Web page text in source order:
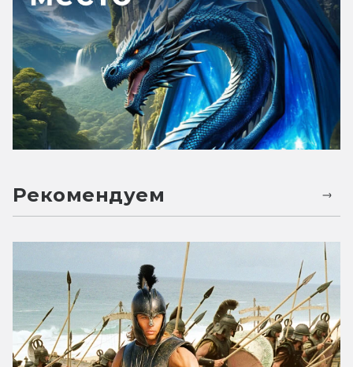
Рекомендуем